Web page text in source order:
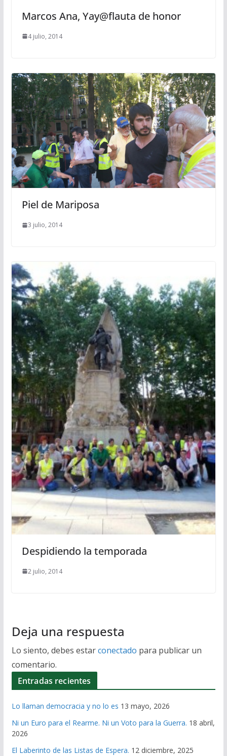
Marcos Ana, Yay@flauta de honor
4 julio, 2014
Piel de Mariposa
3 julio, 2014
Despidiendo la temporada
2 julio, 2014
Deja una respuesta
Lo siento, debes estarconectado para publicar un
comentario.
Entradas recientes
Lo llaman democracia y no lo es 13 mayo, 2026
Ni un Euro para el Rearme. Ni un Voto para la Guerra. 18 abril,
2026
El Laberinto de las Listas de Espera. 12 diciembre, 2025